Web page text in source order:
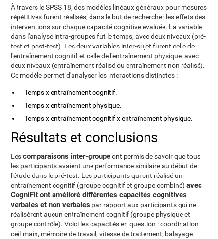
À travers le SPSS 18, des modèles linéaux généraux pour mesures
répétitives furent réalisés, dans le but de rechercher les effets des
interventions sur chaque capacité cognitive évaluée. La variable
dans l'analyse intra-groupes fut le temps, avec deux niveaux (pré-
test et post-test). Les deux variables inter-sujet furent celle de
l'entraînement cognitif et celle de l'entraînement physique, avec
deux niveaux (entraînement réalisé ou entraînement non réalisé).
Ce modèle permet d'analyser les interactions distinctes :
Temps x entraînement cognitif.
Temps x entraînement physique.
Temps x entraînement cognitif x entraînement physique.
Résultats et conclusions
Lescomparaisons inter-groupeont permis de savoir que tous
les participants avaient une performance similaire au début de
l'étude dans le pré-test. Les participants qui ont réalisé un
entraînement cognitif (groupe cognitif et groupe combiné)avec
CogniFit ont amélioré différentes capacités cognitives
verbales et non verbales par rapport aux participants qui ne
réalisèrent aucun entraînement cognitif (groupe physique et
groupe contrôle). Voici les capacités en question : coordination
oeil-main, mémoire de travail, vitesse de traitement, balayage